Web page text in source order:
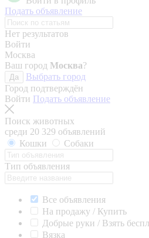
Подать объявление
Нет результатов
Войти
Москва
Ваш город Москва?
Да
Выбрать город
Город подтверждён
Войти Подать объявление
Поиск животных
среди 20 329 объявлений
Кошки
Собаки
Тип объявления
Все объявления
На продажу / Купить
Добрые руки / Взять
Вязка